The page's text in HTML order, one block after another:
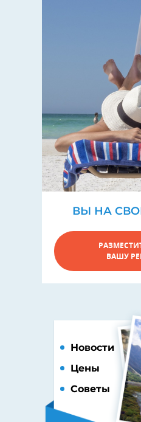
ВЫ НА
ВАШУ
Новости
Цены
Советы